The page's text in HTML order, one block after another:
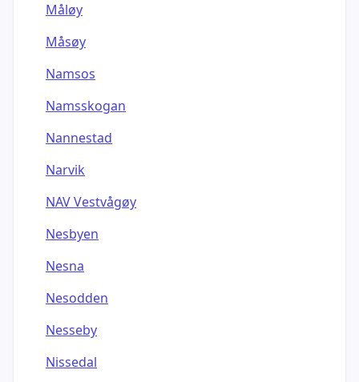
Måløy
Måsøy
Namsos
Namsskogan
Nannestad
Narvik
NAV Vestvågøy
Nesbyen
Nesna
Nesodden
Nesseby
Nissedal